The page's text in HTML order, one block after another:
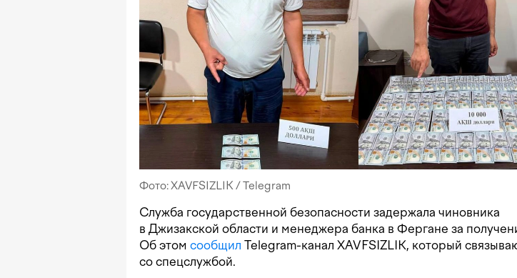
Фото: XAVFSIZLIK / Telegram
Служба государственной безопасности задержала чиновника
в Джизакской области и менеджера банка в Фергане за
Об этом сообщил Telegram-канал XAVFSIZLIK, который
со спецслужбой.